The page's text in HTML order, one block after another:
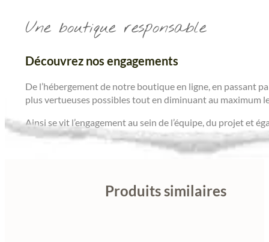
Une boutique responsable
Découvrez nos engagements
De l’hébergement de notre boutique en ligne, en passant
plus vertueuses possibles tout en diminuant au maximum
Ainsi se vit l’engagement au sein de l’équipe, du projet et
Produits similaires